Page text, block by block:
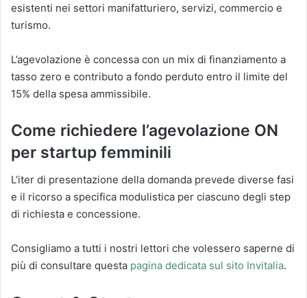
esistenti nei settori manifatturiero, servizi, commercio e
turismo.
L’agevolazione è concessa con un mix di finanziamento a
tasso zero e contributo a fondo perduto entro il limite del
15% della spesa ammissibile.
Come richiedere l’agevolazione ON
per startup femminili
L’iter di presentazione della domanda prevede diverse fasi
e il ricorso a specifica modulistica per ciascuno degli step
di richiesta e concessione.
Consigliamo a tutti i nostri lettori che volessero saperne di
più di consultare questa pagina dedicata sul sito Invitalia.